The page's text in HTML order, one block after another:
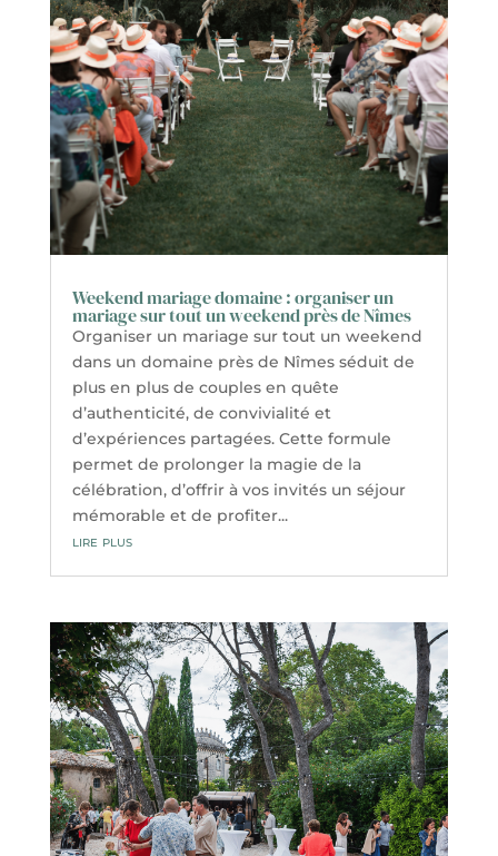
Weekend mariage domaine : organiser un
mariage sur tout un weekend près de Nîmes
Organiser un mariage sur tout un weekend
dans un domaine près de Nîmes séduit de
plus en plus de couples en quête
d’authenticité, de convivialité et
d’expériences partagées. Cette formule
permet de prolonger la magie de la
célébration, d’offrir à vos invités un séjour
mémorable et de profiter...
lire plus